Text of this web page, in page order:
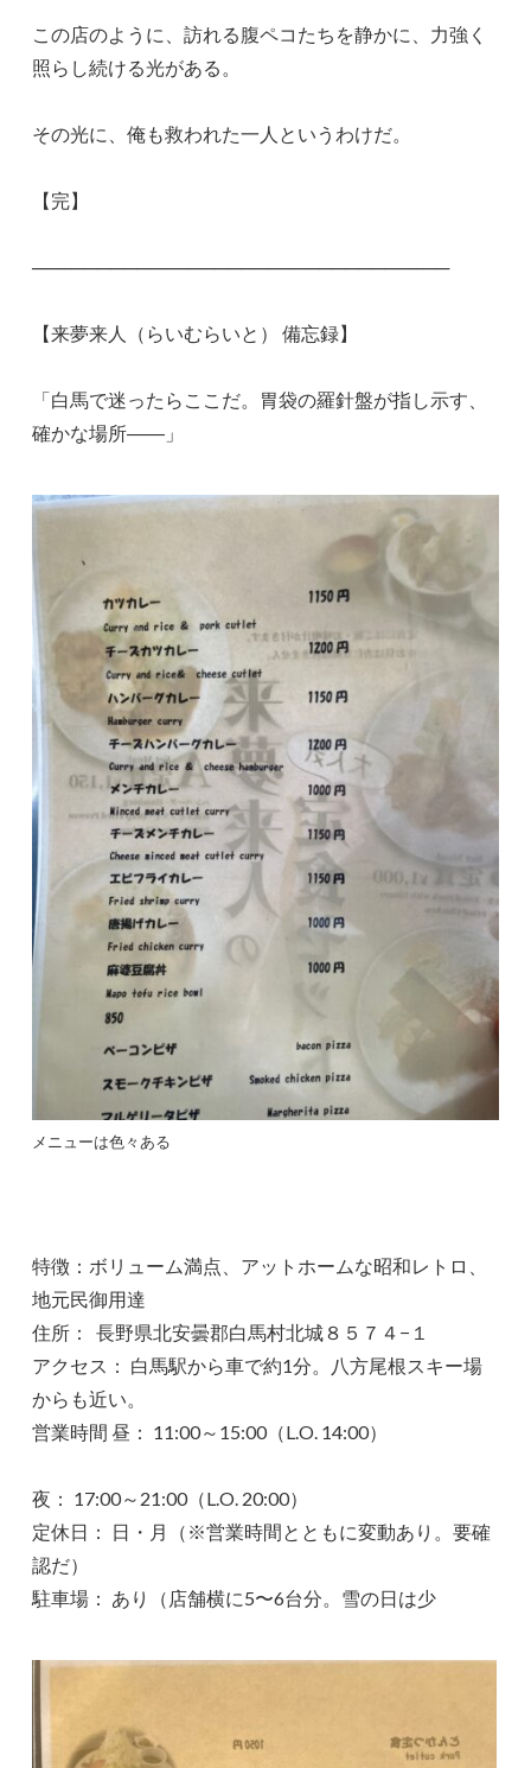
この店のように、訪れる腹ペコたちを静かに、力強く
照らし続ける光がある。
その光に、俺も救われた一人というわけだ。
【完】
────────────────────────────────
【来夢来人（らいむらいと） 備忘録】
「白馬で迷ったらここだ。胃袋の羅針盤が指し示す、
確かな場所――」
メニューは色々ある
特徴：ボリューム満点、アットホームな昭和レトロ、
地元民御用達
住所： 長野県北安曇郡白馬村北城８５７４−１
アクセス： 白馬駅から車で約1分。八方尾根スキー場
からも近い。
営業時間 昼： 11:00～15:00（L.O. 14:00）
夜： 17:00～21:00（L.O. 20:00）
定休日： 日・月（※営業時間とともに変動あり。要確
認だ）
駐車場： あり（店舗横に5〜6台分。雪の日は少